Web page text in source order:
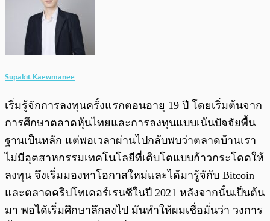
Supakit Kaewmanee
เริ่มรู้จักการลงทุนครั้งแรกตอนอายุ 19 ปี โดยเริ่มต้นจาก
การศึกษาตลาดหุ้นไทยและการลงทุนแบบเน้นปัจจัยพื้น
ฐานเป็นหลัก แต่พอเวลาผ่านไปกลับพบว่าตลาดบ้านเรา
ไม่มีอุตสาหกรรมเทคโนโลยีที่เติบโตแบบก้าวกระโดดให้
ลงทุน จึงเริ่มมองหาโอกาสใหม่และได้มารู้จักับ Bitcoin
และตลาดคริปโทเคอร์เรนซีในปี 2021 หลังจากนั้นเป็นต้น
มา พอได้เริ่มศึกษาลึกลงไป มันทำให้ผมเชื่อมั่นว่า วงการ